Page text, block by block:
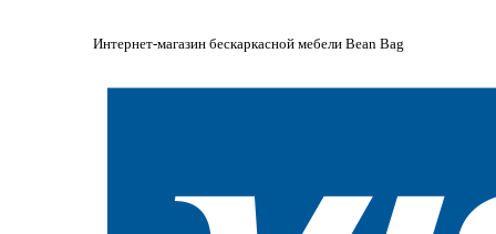
Интернет-магазин бескаркасной мебели Bean Bag